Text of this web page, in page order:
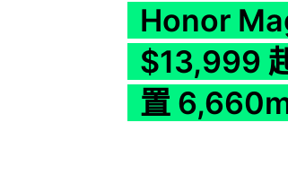
Honor
$13,999
置